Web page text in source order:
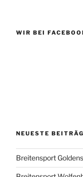
WIR BEI
NEUESTE
Breitensport